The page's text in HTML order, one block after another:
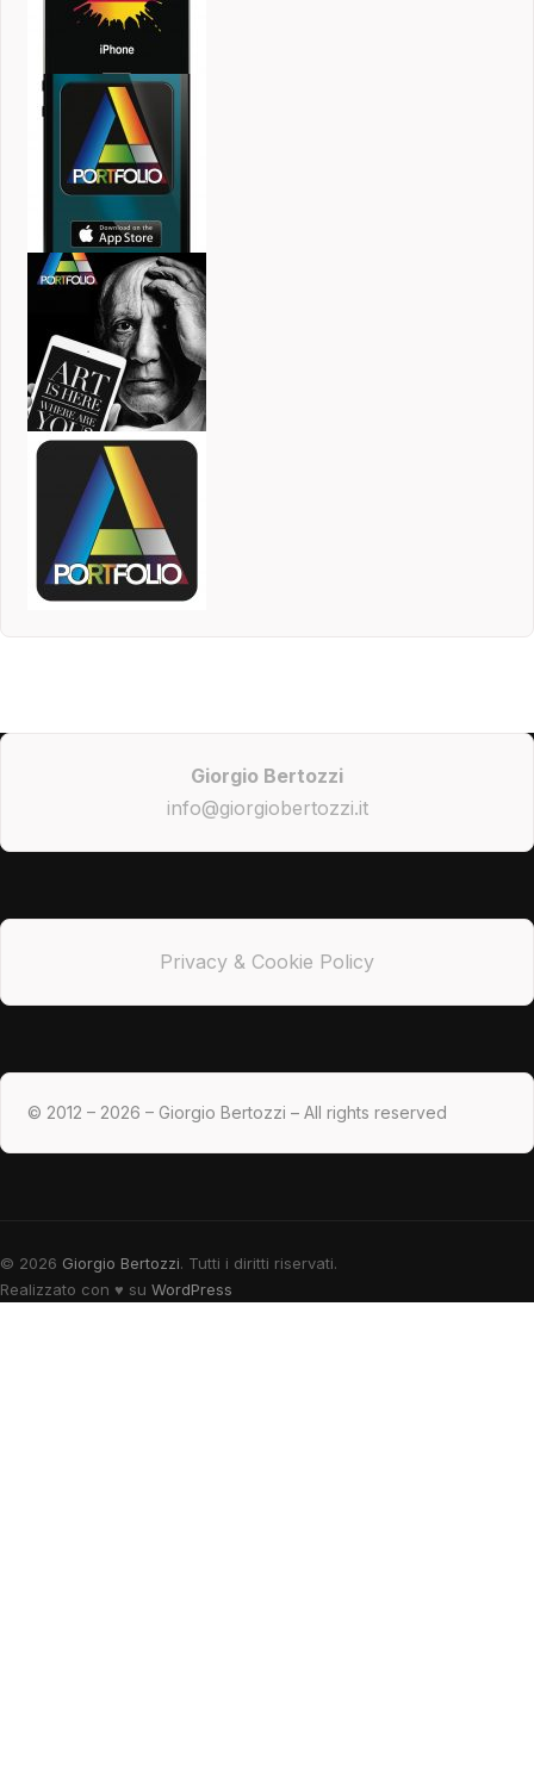
Giorgio Bertozzi
info@giorgiobertozzi.it
Privacy & Cookie Policy
© 2012 – 2026 – Giorgio Bertozzi – All rights reserved
© 2026 Giorgio Bertozzi. Tutti i diritti riservati.
Realizzato con ♥ su WordPress